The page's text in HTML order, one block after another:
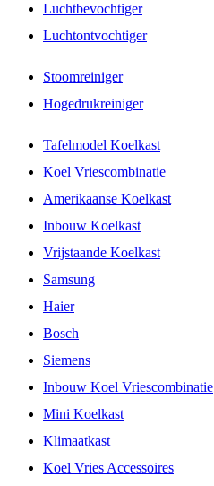
Luchtbevochtiger
Luchtontvochtiger
Stoomreiniger
Hogedrukreiniger
Tafelmodel Koelkast
Koel Vriescombinatie
Amerikaanse Koelkast
Inbouw Koelkast
Vrijstaande Koelkast
Samsung
Haier
Bosch
Siemens
Inbouw Koel Vriescombinatie
Mini Koelkast
Klimaatkast
Koel Vries Accessoires